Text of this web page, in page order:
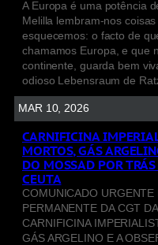
A Europa é uma potência
Melilla lembram-nos
esquecemos: o facto de
chamamos Europa, e que
continente, guarda bem
odioso Lebensraum de
MAR 10, 2026
CARNIFICINA
MORTOS, GÁS
DO MOSSAD POR
CEUTA
COMUNICADO URGENTE
PERMANENTE DA CGT
CARNIFICINA
GÁS ARGELINO E A